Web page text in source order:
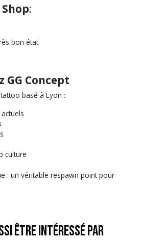
:
bon état
GG Concept
basé à Lyon :
culture
: un véritable respawn point pour
être intéressé par